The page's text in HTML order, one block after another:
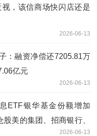
视，该信商场快闪店还是
2026-06-13
：融资净偿还7205.81万
亿元
2026-06-13
ETF银华基金份额增加
股美的集团、招商银行、
2026-06-13